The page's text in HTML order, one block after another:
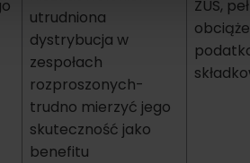
utrudniona
dystrybucja w
zespołach
rozproszonych-
trudno mierzyć jego
skuteczność jako
benefitu
ZUS,